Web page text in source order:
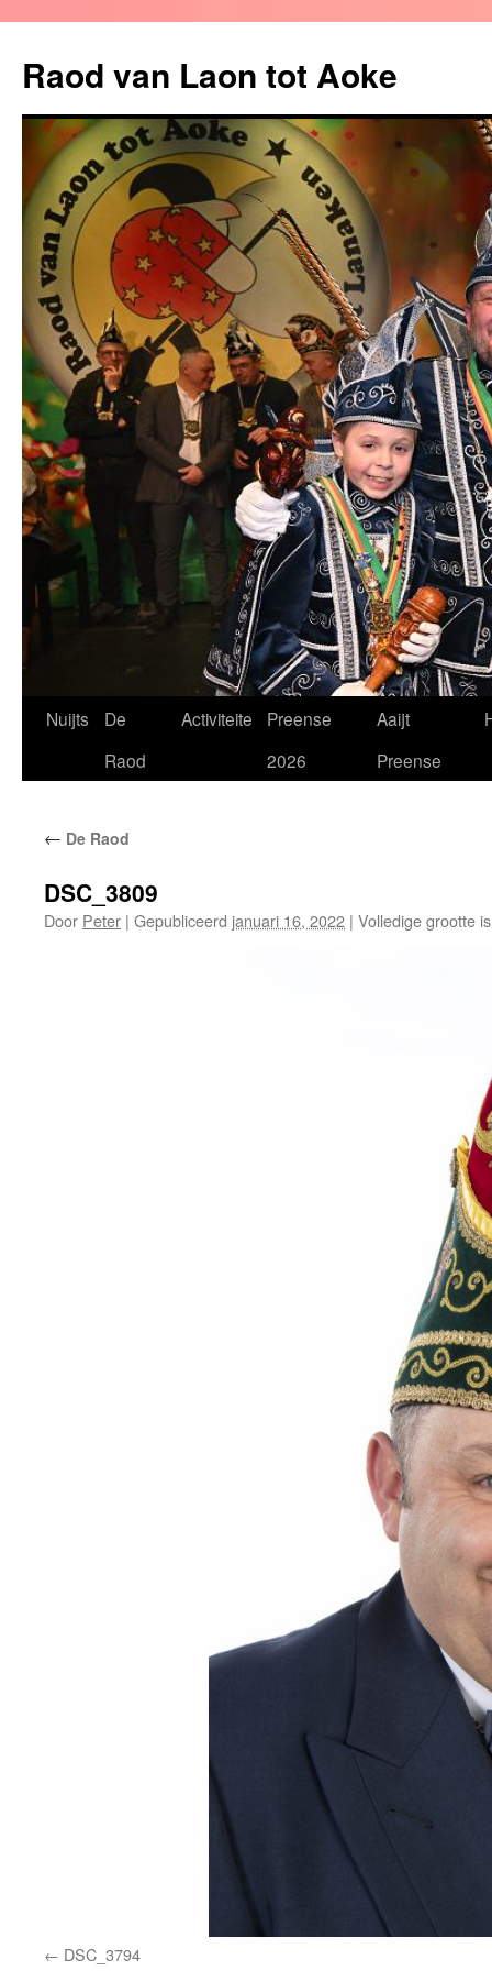
Raod van Laon tot Aoke
Spring
inhoud
Nuijts
De
Raod
Activiteite
Preense
2026
Aaijt
Preense
← De Raod
DSC_3809
Door Peter | Gepubliceerd januari 16, 2022 | Volledige grootte
DSC_3794